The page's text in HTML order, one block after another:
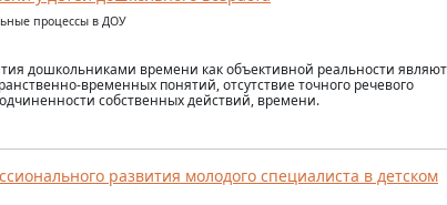
процессы в ДОУ
дошкольниками времени как объективной реальности
временных понятий, отсутствие точного речевого
собственных действий, времени.
развития молодого специалиста в детском